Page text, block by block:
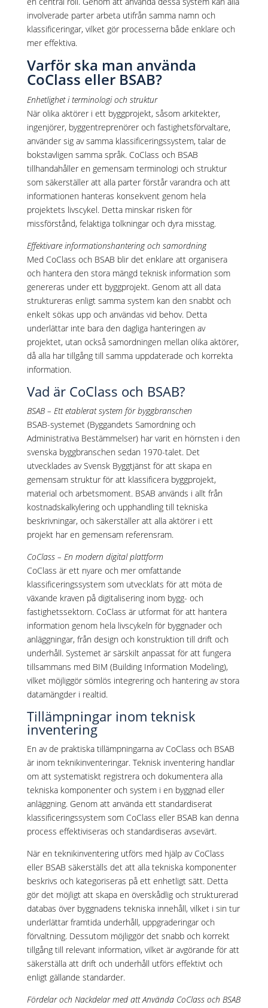
involverade parter arbeta utifrån samma namn och
klassificeringar, vilket gör processerna både enklare och
mer effektiva.
Varför ska man använda
CoClass eller BSAB?
Enhetlighet i terminologi och struktur
När olika aktörer i ett byggprojekt, såsom arkitekter,
ingenjörer, byggentreprenörer och fastighetsförvaltare,
använder sig av samma klassificeringssystem, talar de
bokstavligen samma språk. CoClass och BSAB
tillhandahåller en gemensam terminologi och struktur
som säkerställer att alla parter förstår varandra och att
informationen hanteras konsekvent genom hela
projektets livscykel. Detta minskar risken för
missförstånd, felaktiga tolkningar och dyra misstag.
Effektivare informationshantering och samordning
Med CoClass och BSAB blir det enklare att organisera
och hantera den stora mängd teknisk information som
genereras under ett byggprojekt. Genom att all data
struktureras enligt samma system kan den snabbt och
enkelt sökas upp och användas vid behov. Detta
underlättar inte bara den dagliga hanteringen av
projektet, utan också samordningen mellan olika aktörer,
då alla har tillgång till samma uppdaterade och korrekta
information.
Vad är CoClass och BSAB?
BSAB – Ett etablerat system för byggbranschen
BSAB-systemet (Byggandets Samordning och
Administrativa Bestämmelser) har varit en hörnsten i den
svenska byggbranschen sedan 1970-talet. Det
utvecklades av Svensk Byggtjänst för att skapa en
gemensam struktur för att klassificera byggprojekt,
material och arbetsmoment. BSAB används i allt från
kostnadskalkylering och upphandling till tekniska
beskrivningar, och säkerställer att alla aktörer i ett
projekt har en gemensam referensram.
CoClass – En modern digital plattform
CoClass är ett nyare och mer omfattande
klassificeringssystem som utvecklats för att möta de
växande kraven på digitalisering inom bygg- och
fastighetssektorn. CoClass är utformat för att hantera
information genom hela livscykeln för byggnader och
anläggningar, från design och konstruktion till drift och
underhåll. Systemet är särskilt anpassat för att fungera
tillsammans med BIM (Building Information Modeling),
vilket möjliggör sömlös integrering och hantering av stora
datamängder i realtid.
Tillämpningar inom teknisk
inventering
En av de praktiska tillämpningarna av CoClass och BSAB
är inom teknikinventeringar. Teknisk inventering handlar
om att systematiskt registrera och dokumentera alla
tekniska komponenter och system i en byggnad eller
anläggning. Genom att använda ett standardiserat
klassificeringssystem som CoClass eller BSAB kan denna
process effektiviseras och standardiseras avsevärt.
När en teknikinventering utförs med hjälp av CoClass
eller BSAB säkerställs det att alla tekniska komponenter
beskrivs och kategoriseras på ett enhetligt sätt. Detta
gör det möjligt att skapa en överskådlig och strukturerad
databas över byggnadens tekniska innehåll, vilket i sin tur
underlättar framtida underhåll, uppgraderingar och
förvaltning. Dessutom möjliggör det snabb och korrekt
tillgång till relevant information, vilket är avgörande för att
säkerställa att drift och underhåll utförs effektivt och
enligt gällande standarder.
Fördelar och Nackdelar med att Använda CoClass och BSAB